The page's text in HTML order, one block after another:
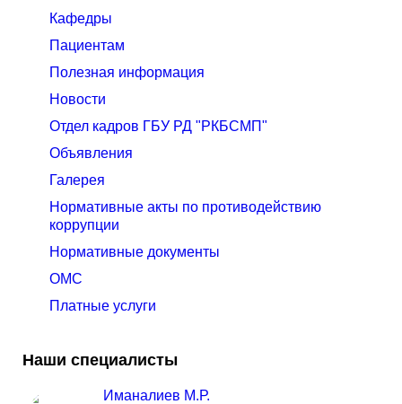
Кафедры
Пациентам
Полезная информация
Новости
Отдел кадров ГБУ РД "РКБСМП"
Объявления
Галерея
Нормативные акты по противодействию
коррупции
Нормативные документы
ОМС
Платные услуги
Наши специалисты
Иманалиев М.Р.